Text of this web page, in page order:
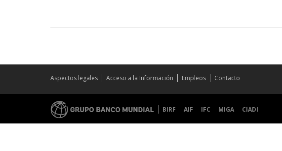
Aspectos legales Acceso a la Información Empleos Contacto
BIRF AIF IFC MIGA CIADI